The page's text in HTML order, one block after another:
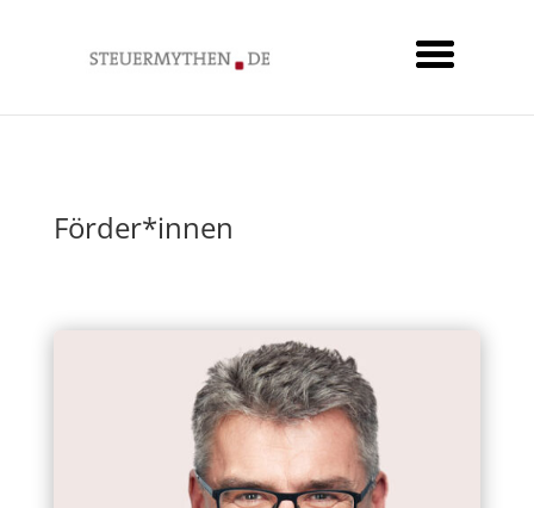
Förder*innen